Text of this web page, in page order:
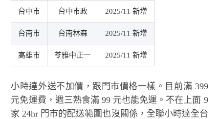
台中市 台中市政 2025/11 新增
台南市 台南林森 2025/11 新增
高雄市 苓雅中正一 2025/11 新增
小時達外送不加價，跟門市價格一樣。目前滿 399
元免運費，週三熟食滿 99 元也能免運。不在上面 9
家 24hr 門市的配送範圍也沒關係，全聯小時達全台